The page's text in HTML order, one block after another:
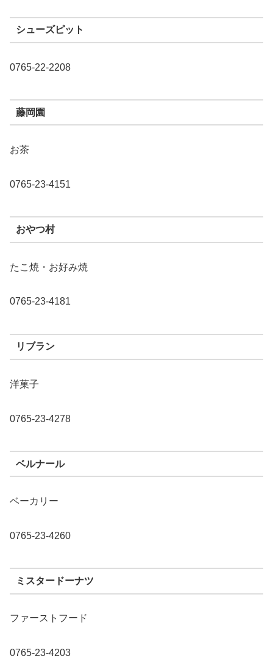
シューズピット
0765-22-2208
藤岡園
お茶
0765-23-4151
おやつ村
たこ焼・お好み焼
0765-23-4181
リブラン
洋菓子
0765-23-4278
ベルナール
ベーカリー
0765-23-4260
ミスタードーナツ
ファーストフード
0765-23-4203